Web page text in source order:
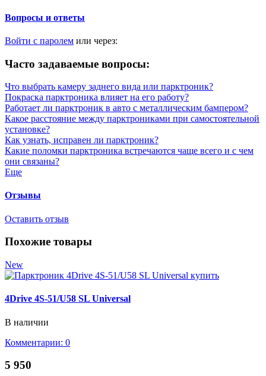
Вопросы и ответы
Войти с паролем или через:
Часто задаваемые вопросы:
Что выбрать камеру заднего вида или парктроник?
Покраска парктроника влияет на его работу?
Работает ли парктроник в авто с металлическим бампером?
Какое расстояние между парктрониками при самостоятельной
установке?
Как узнать, исправен ли парктроник?
Какие поломки парктроника встречаются чаще всего и с чем
они связаны?
Еще
Отзывы
Оставить отзыв
Похожие товары
New
4Drive 4S-51/U58 SL Universal
В наличии
Комментарии: 0
5 950